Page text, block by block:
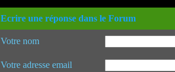
Ecrire une réponse dans le Forum
Votre nom
Votre adresse email